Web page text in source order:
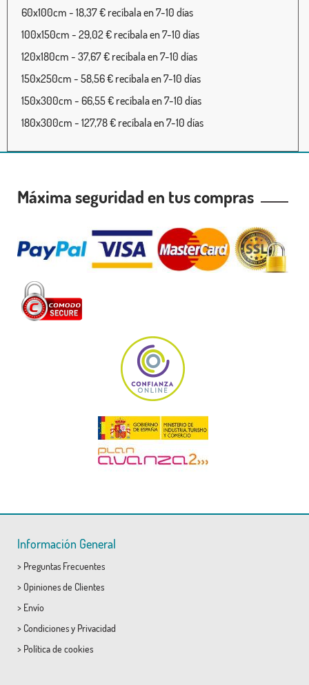
60x100cm - 18,37 € recíbala en 7-10 días
100x150cm - 29,02 € recíbala en 7-10 días
120x180cm - 37,67 € recíbala en 7-10 días
150x250cm - 58,56 € recíbala en 7-10 días
150x300cm - 66,55 € recíbala en 7-10 días
180x300cm - 127,78 € recíbala en 7-10 días
Máxima seguridad en tus compras
Información General
> Preguntas Frecuentes
> Opiniones de Clientes
> Envío
> Condicionesy Privacidad
> Política de cookies